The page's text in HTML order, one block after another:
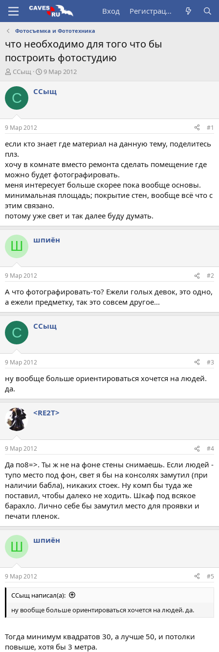
Вход Регистрация
Фотосъемка и Фототехника
что необходимо для того что бы
построить фотостудию
А
т
о
т
е
м
ы
ССыщ
Д
т
а
л
9 Мар 2012
С ССыщ
9 Мар 2012 #1
если кто знает где материал на данную тему, поделитесь
плз.
хочу в комнате вместо ремонта сделать помещение где
можно будет фотографировать.
меня интересует больше скорее пока вообще основы.
минимальная площадь; покрытие стен, вообще всё что с
этим связано.
потому уже свет и так далее буду думать.
Ш шпиён
9 Мар 2012 #2
А что фотографировать-то? Ежели голых девок, это одно,
а ежели предметку, так это совсем другое...
С ССыщ
9 Мар 2012 #3
ну вообще больше ориентироваться хочется на людей.
да.
<RE2T>
9 Мар 2012 #4
Да по8=>. Ты ж не на фоне стены снимаешь. Если людей -
тупо место под фон, свет я бы на консолях замутил (при
наличии бабла), никаких стоек. Ну комп бы туда же
поставил, чтобы далеко не ходить. Шкаф под всякое
барахло. Лично себе бы замутил место для проявки и
печати пленок.
Ш шпиён
9 Мар 2012 #5
ССыщ написал(а):
ну вообще больше ориентироваться хочется на людей. да.
Тогда минимум квадратов 30, а лучше 50, и потолки
повыше, хотя бы 3 метра.